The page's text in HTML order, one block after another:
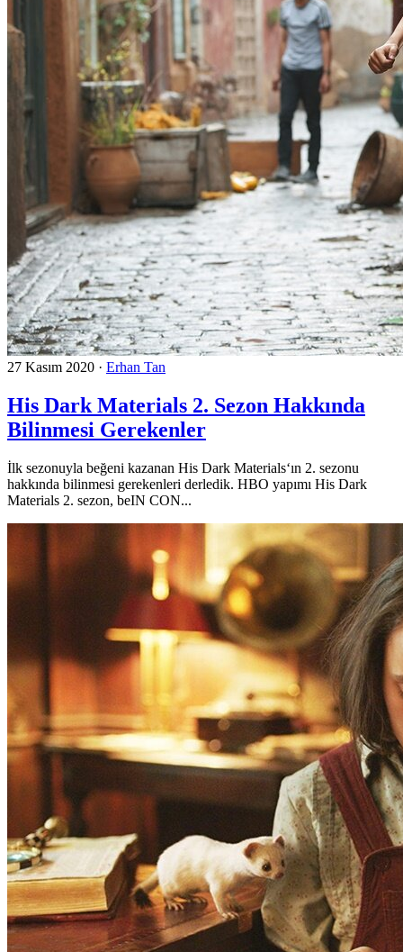
27 Kasım 2020 · Erhan Tan
His Dark Materials 2. Sezon Hakkında
Bilinmesi Gerekenler
İlk sezonuyla beğeni kazanan His Dark Materials‘ın 2. sezonu
hakkında bilinmesi gerekenleri derledik. HBO yapımı His Dark
Materials 2. sezon, beIN CON...